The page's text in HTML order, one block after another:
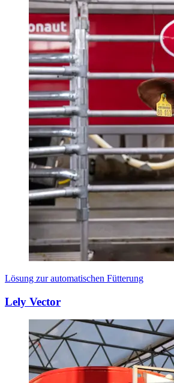
Lösung zur automatischen Fütterung
Lely Vector